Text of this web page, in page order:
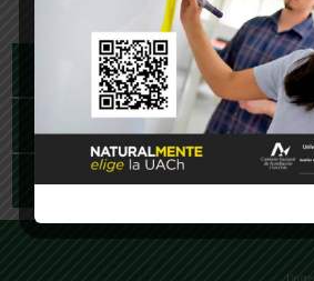
PRESENTACIÓN
INVESTIGACIÓN
LABORATORIO